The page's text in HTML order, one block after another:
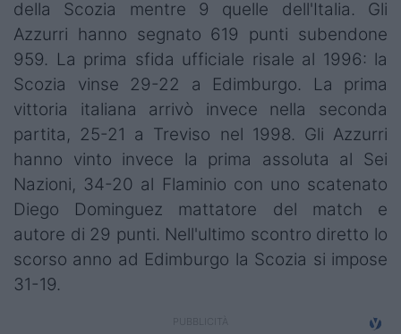
della Scozia mentre 9 quelle dell'Italia. Gli
Azzurri hanno segnato 619 punti subendone
959. La prima sfida ufficiale risale al 1996: la
Scozia vinse 29-22 a Edimburgo. La prima
vittoria italiana arrivò invece nella seconda
partita, 25-21 a Treviso nel 1998. Gli Azzurri
hanno vinto invece la prima assoluta al Sei
Nazioni, 34-20 al Flaminio con uno scatenato
Diego Dominguez mattatore del match e
autore di 29 punti. Nell'ultimo scontro diretto lo
scorso anno ad Edimburgo la Scozia si impose
31-19.